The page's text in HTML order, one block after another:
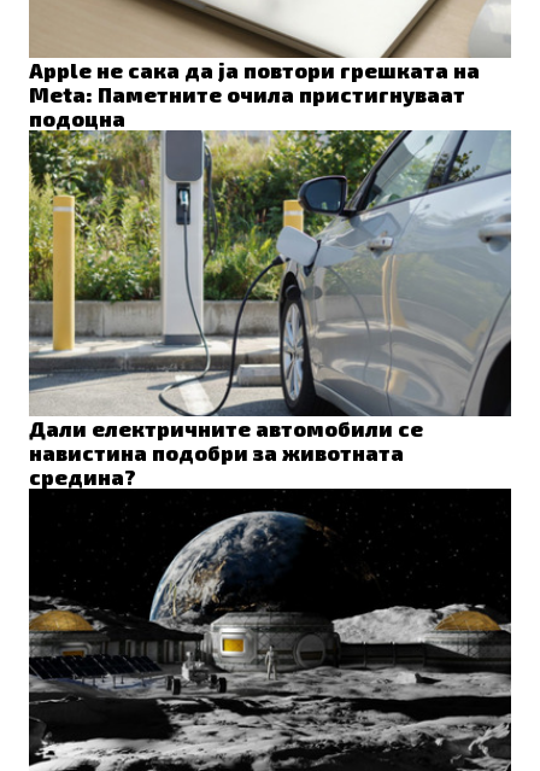
Apple не сака да ја повтори грешката на
Meta: Паметните очила пристигнуваат
подоцна
Дали електричните автомобили се
навистина подобри за животната
средина?